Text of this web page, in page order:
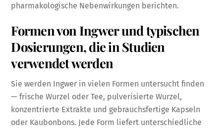
pharmakologische Nebenwirkungen berichten.
Formen von Ingwer und typischen
Dosierungen, die in Studien
verwendet werden
Sie werden Ingwer in vielen Formen untersucht finden
— frische Wurzel oder Tee, pulverisierte Wurzel,
konzentrierte Extrakte und gebrauchsfertige Kapseln
oder Kaubonbons. Jede Form liefert unterschiedliche